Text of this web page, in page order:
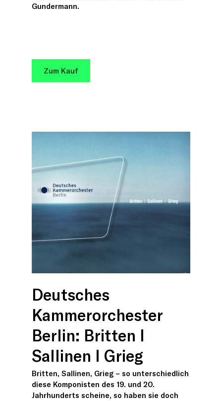
Gundermann.
Zum Kauf
Deutsches
Kammerorchester
Berlin: Britten I
Sallinen I Grieg
Britten, Sallinen, Grieg – so unterschiedlich
diese Komponisten des 19. und 20.
Jahrhunderts scheine, so haben sie doch